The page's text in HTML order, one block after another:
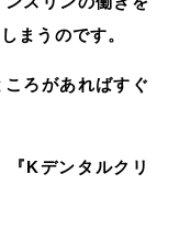
まうのです。
ろがあればすぐ
『Kデンタルクリ